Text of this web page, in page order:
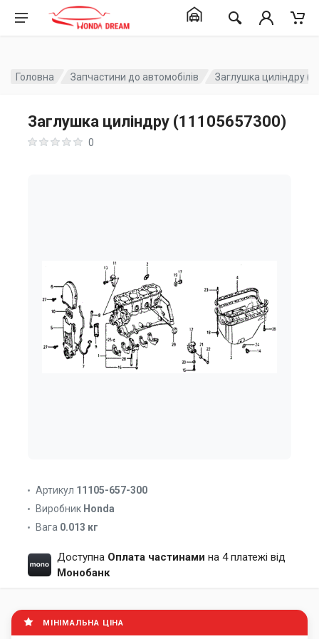
Головна Запчастини до автомобілів Заглушка циліндру
Заглушка циліндру (11105657300)
0
Артикул 11105-657-300
Виробник Honda
Вага 0.013 кг
Доступна Оплата частинами на 4 платежі від
Монобанк
МІНІМАЛЬНА ЦІНА